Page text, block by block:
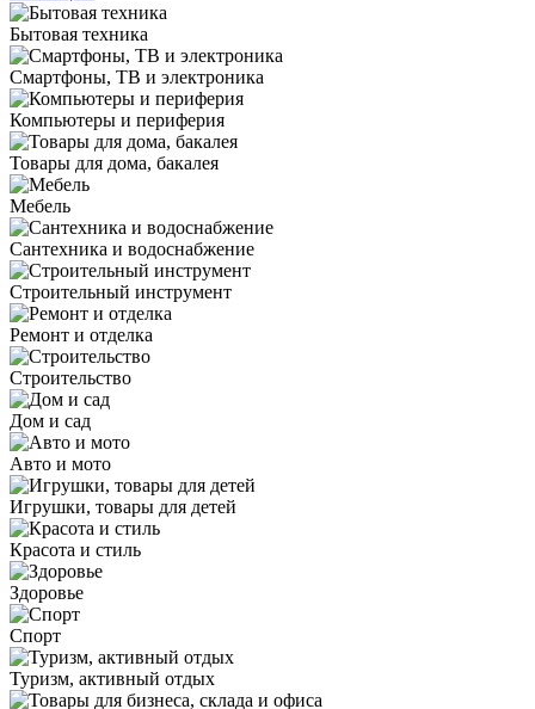
Бытовая техника
Смартфоны, ТВ и электроника
Компьютеры и периферия
Товары для дома, бакалея
Мебель
Сантехника и водоснабжение
Строительный инструмент
Ремонт и отделка
Строительство
Дом и сад
Авто и мото
Игрушки, товары для детей
Красота и стиль
Здоровье
Спорт
Туризм, активный отдых